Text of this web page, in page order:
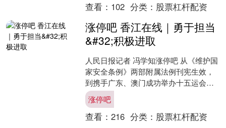
查看： 102 分类： 股票杠杆配资
涨停吧 香江在线｜勇于担当
&#32;积极进取
人民日报记者 冯学知涨停吧 从《维护国
家安全条例》两部附属法例刊宪生效，
到携手广东、澳门成功举办十五运会和
残特奥会，再到成功举行香港特区第八
届立法会选举……一年....
涨停吧
查看： 216 分类： 股票杠杆配资